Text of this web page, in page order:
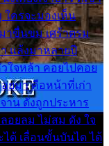
ใครจะมองเห็น
าขื่นขม เศร้าตรม
แล้งมาหลายปี
ใจหล้า คอยไปคอย
ยมา คือหน้าที่เก่า
าน ดั่งถูกประหาร
อยลม ไม่สม ดัง ใจ
ได้ เลื่อนขั้นบันได ได้